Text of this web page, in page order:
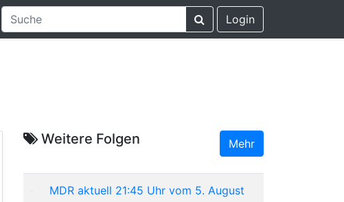
Login
Weitere Folgen Mehr
MDR aktuell 21:45 Uhr vom 5. August